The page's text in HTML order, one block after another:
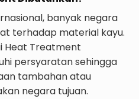
banyak negara
terhadap material kayu.
Heat Treatment
persyaratan sehingga
tambahan atau
negara tujuan.